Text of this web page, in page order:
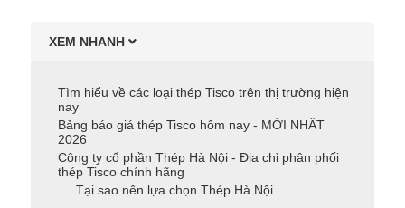
XEM NHANH
Tìm hiểu về các loại thép Tisco trên thị trường hiện
nay
Bảng báo giá thép Tisco hôm nay - MỚI NHẤT
2026
Công ty cổ phần Thép Hà Nội - Địa chỉ phân phối
thép Tisco chính hãng
Tại sao nên lựa chọn Thép Hà Nội